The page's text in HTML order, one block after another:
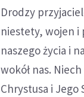
Drodzy
niestety, wojen i
naszego życia i
wokół nas.
Chrystusa i Jego